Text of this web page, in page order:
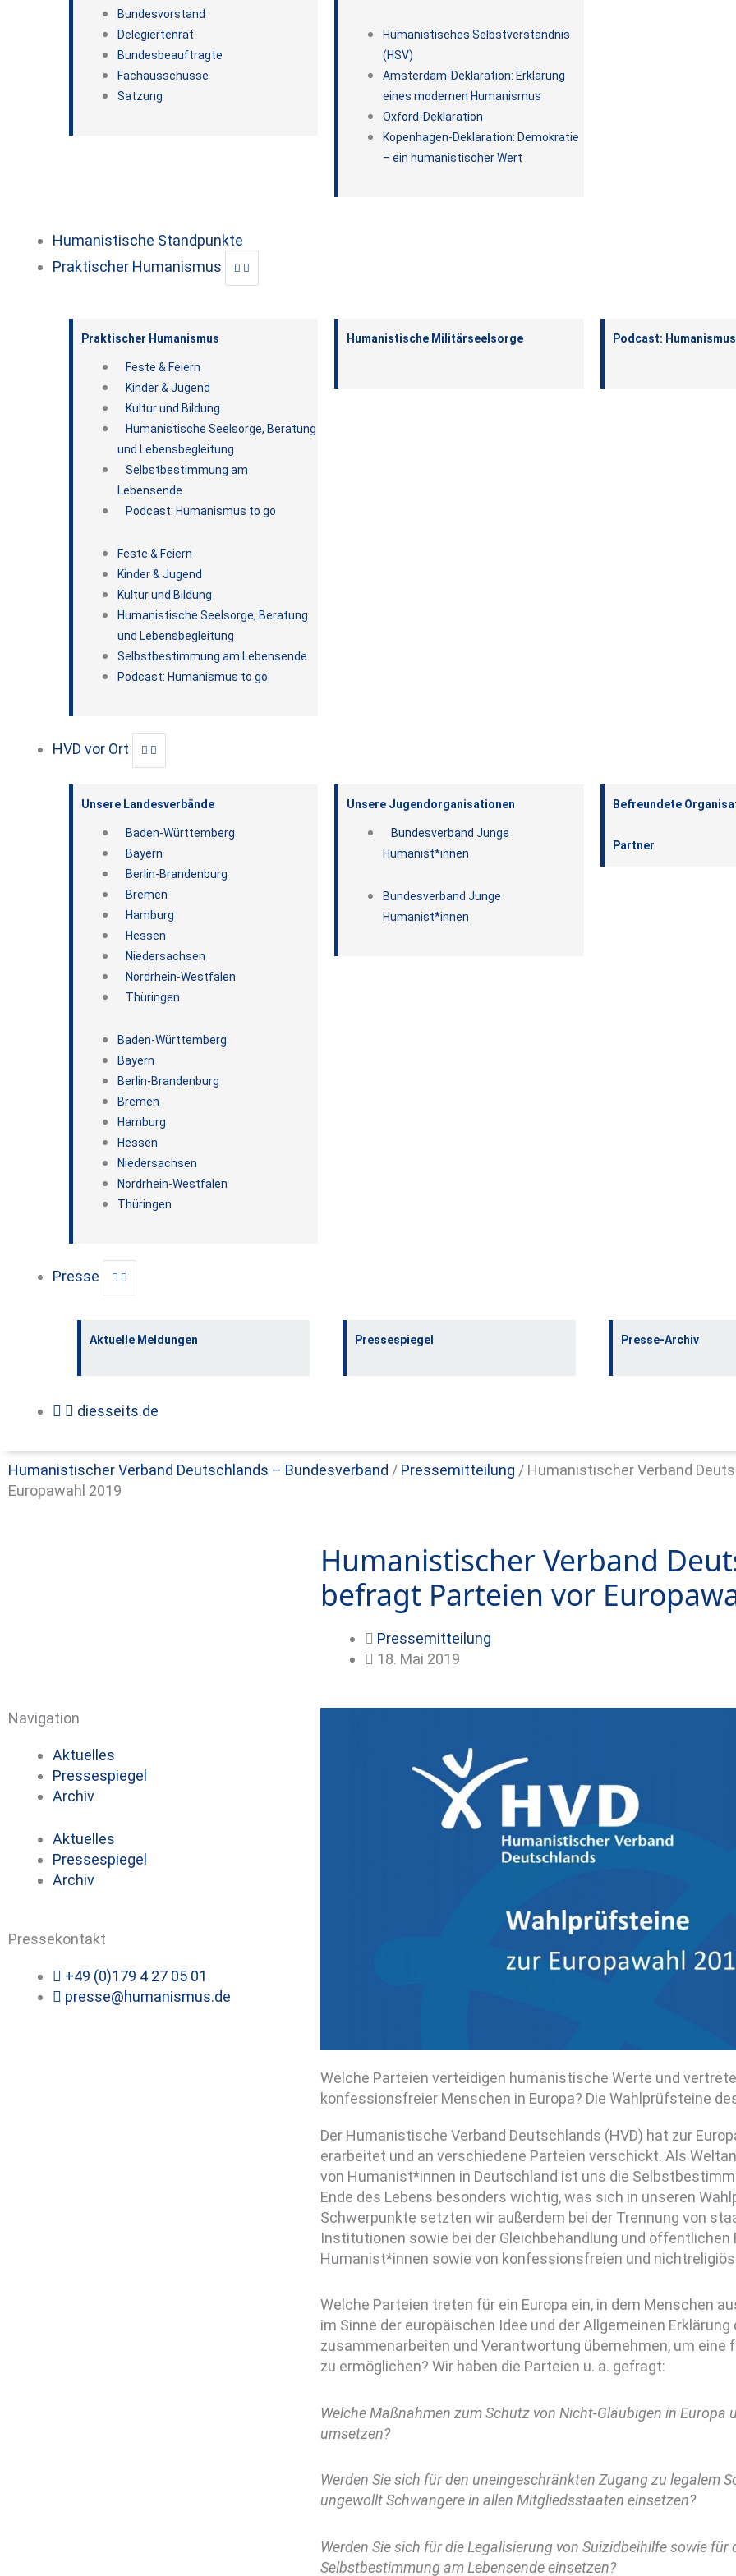
Bundesvorstand
Delegiertenrat
Bundesbeauftragte
Fachausschüsse
Satzung
Humanistisches Selbstverständnis
(HSV)
Amsterdam-Deklaration: Erklärung
eines modernen Humanismus
Oxford-Deklaration
Kopenhagen-Deklaration: Demokratie
– ein humanistischer Wert
Humanistische Standpunkte
Praktischer Humanismus
Praktischer Humanismus
Feste & Feiern
Kinder & Jugend
Kultur und Bildung
Humanistische Seelsorge, Beratung
und Lebensbegleitung
Selbstbestimmung am
Lebensende
Podcast: Humanismus to go
Feste & Feiern
Kinder & Jugend
Kultur und Bildung
Humanistische Seelsorge, Beratung
und Lebensbegleitung
Selbstbestimmung am Lebensende
Podcast: Humanismus to go
Humanistische Militärseelsorge Podcast:
HVD vor Ort
Unsere Landesverbände
Baden-Württemberg
Bayern
Berlin-Brandenburg
Bremen
Hamburg
Hessen
Niedersachsen
Nordrhein-Westfalen
Thüringen
Baden-Württemberg
Bayern
Berlin-Brandenburg
Bremen
Hamburg
Hessen
Niedersachsen
Nordrhein-Westfalen
Thüringen
Unsere Jugendorganisationen
Bundesverband Junge
Humanist*innen
Bundesverband Junge
Humanist*innen
Befreundete
Partner
Presse
Aktuelle Meldungen Pressespiegel Presse-Archiv
diesseits.de
Humanistischer Verband Deutschlands – Bundesverband / Pressemitteilung / Humanistischer Verband
Europawahl 2019
Humanistischer Verband
befragt Parteien vor
Pressemitteilung
18. Mai 2019
Navigation
Aktuelles
Pressespiegel
Archiv
Aktuelles
Pressespiegel
Archiv
Pressekontakt
+49 (0)179 4 27 05 01
presse@humanismus.de
Welche Parteien verteidigen humanistische Werte und
konfessionsfreier Menschen in Europa? Die Wahlprüfsteine
Der Humanistische Verband Deutschlands (HVD) hat zur
erarbeitet und an verschiedene Parteien verschickt. Als
von Humanist*innen in Deutschland ist uns die
Ende des Lebens besonders wichtig, was sich in unseren
Schwerpunkte setzten wir außerdem bei der Trennung von
Institutionen sowie bei der Gleichbehandlung und öffentlichen
Humanist*innen sowie von konfessionsfreien und
Welche Parteien treten für ein Europa ein, in dem Menschen
im Sinne der europäischen Idee und der Allgemeinen
zusammenarbeiten und Verantwortung übernehmen, um eine
zu ermöglichen? Wir haben die Parteien u. a. gefragt:
Welche Maßnahmen zum Schutz von Nicht-Gläubigen in Europa
umsetzen?
Werden Sie sich für den uneingeschränkten Zugang zu legalem
ungewollt Schwangere in allen Mitgliedsstaaten einsetzen?
Werden Sie sich für die Legalisierung von Suizidbeihilfe sowie für
Selbstbestimmung am Lebensende einsetzen?